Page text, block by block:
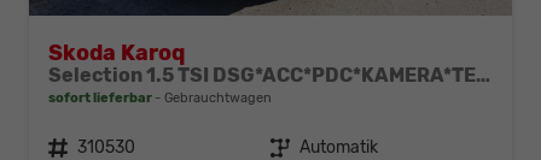
Skoda Karoq
Selection 1.5 TSI DSG*ACC*PDC*KAMERA*TEMPOMAT*LED*SMARTLINK*KLIMA*RADIO*17-ZOLL
sofort lieferbar Gebrauchtwagen
Fahrzeugnr. 310530 Getriebe Automatik